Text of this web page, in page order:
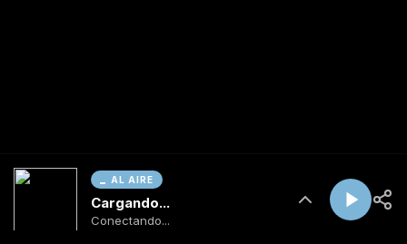
AL AIRE
Cargando...
Conectando...